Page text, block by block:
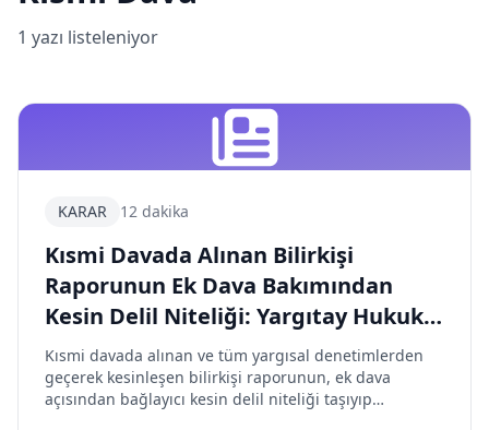
1 yazı listeleniyor
KARAR 12 dakika
Kısmi Davada Alınan Bilirkişi
Raporunun Ek Dava Bakımından
Kesin Delil Niteliği: Yargıtay Hukuk
Genel Kurulu'nun Önemli İçtihadı
Kısmi davada alınan ve tüm yargısal denetimlerden
geçerek kesinleşen bilirkişi raporunun, ek dava
açısından bağlayıcı kesin delil niteliği taşıyıp